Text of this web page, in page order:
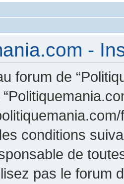
-
forum de
conditions
de
pas le forum